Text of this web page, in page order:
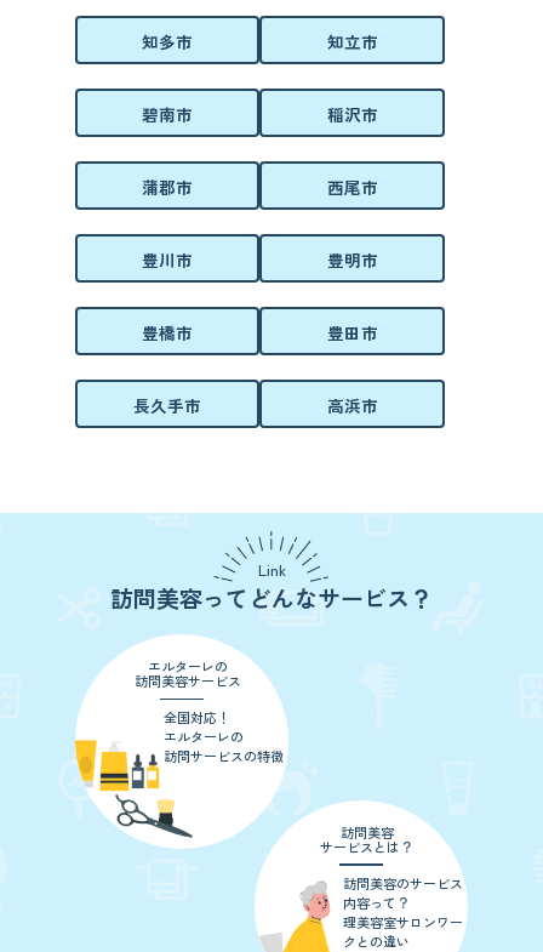
知多市 知立市
碧南市 稲沢市
蒲郡市 西尾市
豊川市 豊明市
豊橋市 豊田市
長久手市 高浜市
Link
訪問美容ってどんなサービス？
エルターレの
訪問美容サービス
全国対応！
エルターレの
訪問サービスの特徴
訪問美容
サービスとは？
訪問美容のサービス
内容って？
理美容室サロンワー
クとの違い